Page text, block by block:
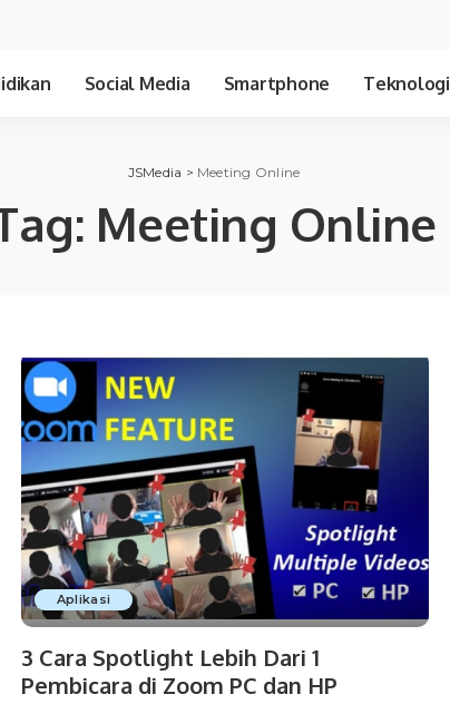
Social Media Smartphone Teknologi
JSMedia > Meeting Online
Meeting Online
Aplikasi
3 Cara Spotlight Lebih Dari 1
Pembicara di Zoom PC dan HP